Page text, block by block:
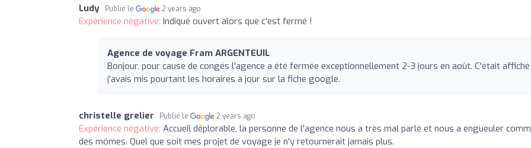
Ludy Publié le 2 years ago
Expérience négative: Indiqué ouvert alors que c'est fermé !
Agence de voyage Fram ARGENTEUIL
Bonjour, pour cause de congés l'agence a été fermée exceptionnellement 2-3 jours en août. C'était
j'avais mis pourtant les horaires à jour sur la fiche google.
christelle grelier Publié le 2 years ago
Expérience négative: Accueil déplorable, la personne de l'agence nous a très mal parlé et nous a engueuler
des mômes. Quel que soit mes projet de voyage je n'y retournerait jamais plus.